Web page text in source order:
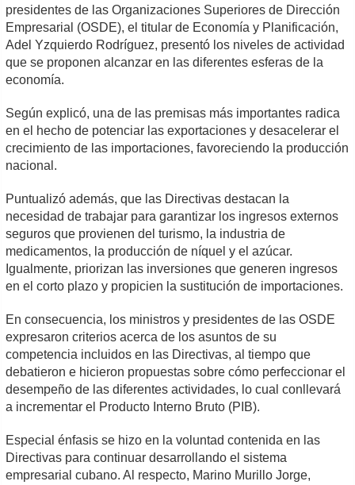
presidentes de las Organizaciones Superiores de Dirección
Empresarial (OSDE), el titular de Economía y Planificación,
Adel Yzquierdo Rodríguez, presentó los niveles de actividad
que se proponen alcanzar en las diferentes esferas de la
economía.
Según explicó, una de las premisas más importantes radica
en el hecho de potenciar las exportaciones y desacelerar el
crecimiento de las importaciones, favoreciendo la producción
nacional.
Puntualizó además, que las Directivas destacan la
necesidad de trabajar para garantizar los ingresos externos
seguros que provienen del turismo, la industria de
medicamentos, la producción de níquel y el azúcar.
Igualmente, priorizan las inversiones que generen ingresos
en el corto plazo y propicien la sustitución de importaciones.
En consecuencia, los ministros y presidentes de las OSDE
expresaron criterios acerca de los asuntos de su
competencia incluidos en las Directivas, al tiempo que
debatieron e hicieron propuestas sobre cómo perfeccionar el
desempeño de las diferentes actividades, lo cual conllevará
a incrementar el Producto Interno Bruto (PIB).
Especial énfasis se hizo en la voluntad contenida en las
Directivas para continuar desarrollando el sistema
empresarial cubano. Al respecto, Marino Murillo Jorge,